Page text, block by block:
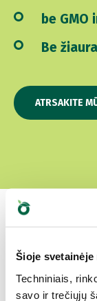
Šioje
Techniniais,
savo ir trečiųjų
be GMO
Be
ATRSAKITE